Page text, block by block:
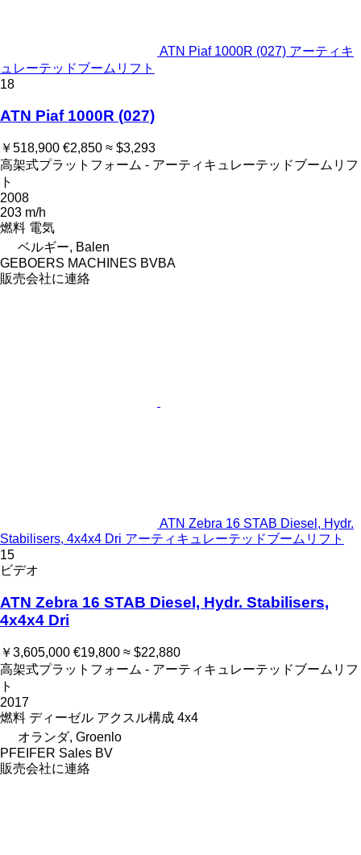
ATN Piaf 1000R (027) アーティキ
ュレーテッドブームリフト
18
ATN Piaf 1000R (027)
￥518,900 €2,850 ≈ $3,293
高架式プラットフォーム - アーティキュレーテッドブームリフ
ト
2008
203 m/h
燃料 電気
ベルギー, Balen
GEBOERS MACHINES BVBA
販売会社に連絡
ATN Zebra 16 STAB Diesel, Hydr.
Stabilisers, 4x4x4 Dri アーティキュレーテッドブームリフト
15
ビデオ
ATN Zebra 16 STAB Diesel, Hydr. Stabilisers,
4x4x4 Dri
￥3,605,000 €19,800 ≈ $22,880
高架式プラットフォーム - アーティキュレーテッドブームリフ
ト
2017
燃料 ディーゼル アクスル構成 4x4
オランダ, Groenlo
PFEIFER Sales BV
販売会社に連絡